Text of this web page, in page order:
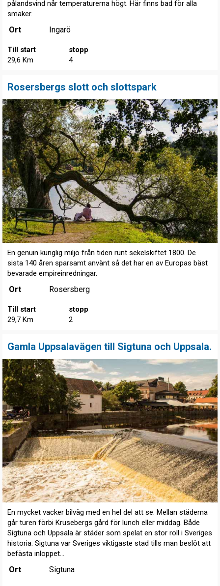
pålandsvind når temperaturerna högt. Här finns bad för alla
smaker.
Ort Ingarö
Till start
29,6 Km
stopp
4
Rosersbergs slott och slottspark
En genuin kunglig miljö från tiden runt sekelskiftet 1800. De
sista 140 åren sparsamt använt så det har en av Europas bäst
bevarade empireinredningar.
Ort Rosersberg
Till start
29,7 Km
stopp
2
Gamla Uppsalavägen till Sigtuna och Uppsala.
En mycket vacker bilväg med en hel del att se. Mellan städerna
går turen förbi Krusebergs gård för lunch eller middag. Både
Sigtuna och Uppsala är städer som spelat en stor roll i Sveriges
historia. Sigtuna var Sveriges viktigaste stad tills man beslöt att
befästa inloppet...
Ort Sigtuna